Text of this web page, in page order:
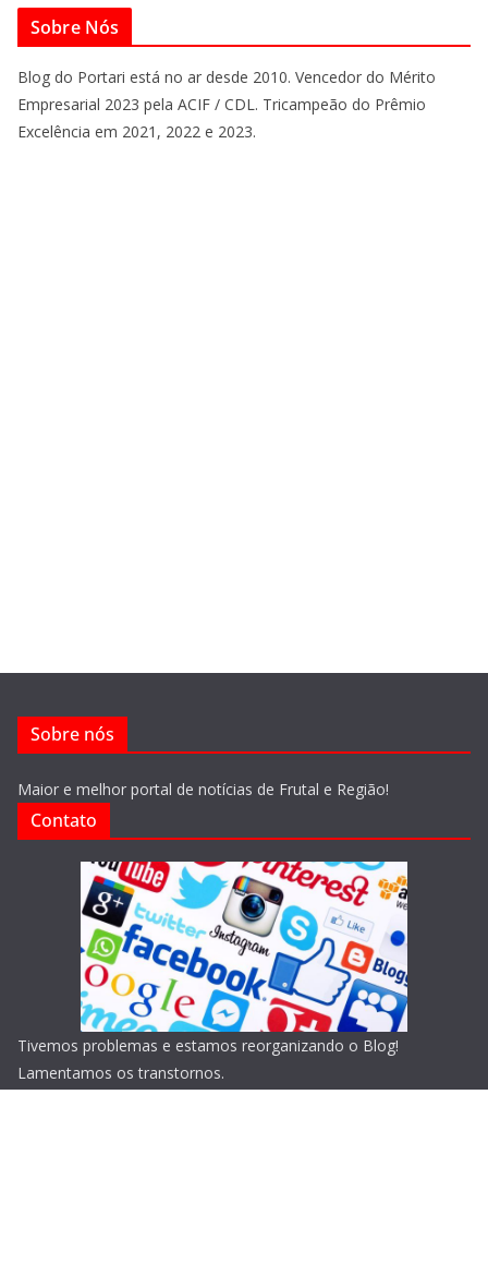
Sobre Nós
Blog do Portari está no ar desde 2010. Vencedor do Mérito
Empresarial 2023 pela ACIF / CDL. Tricampeão do Prêmio
Excelência em 2021, 2022 e 2023.
Sobre nós
Maior e melhor portal de notícias de Frutal e Região!
Contato
Tivemos problemas e estamos reorganizando o Blog!
Lamentamos os transtornos.